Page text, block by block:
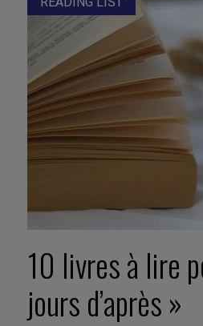
10 livres à lire
jours d’après »